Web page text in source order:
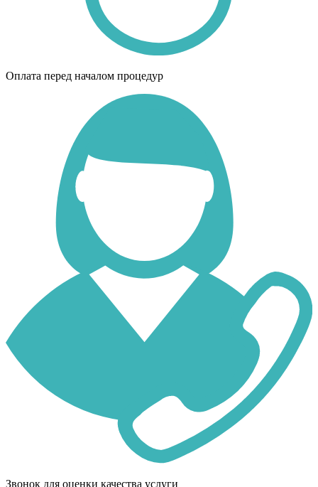
Оплата перед началом процедур
Звонок для оценки качества услуги